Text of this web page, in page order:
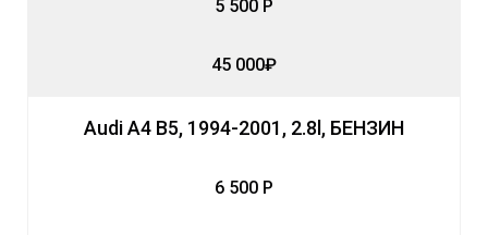
5 500 Р
45 000₽
Audi A4 B5, 1994-2001, 2.8l, БЕНЗИН
6 500 Р